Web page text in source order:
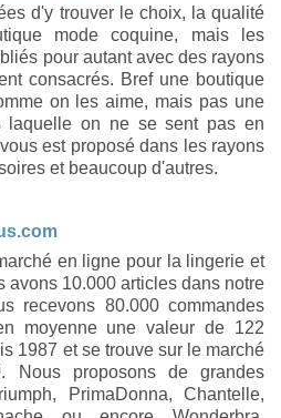
d'y trouver le choix, la qualité
mode coquine, mais les
pour autant avec des rayons
consacrés. Bref une boutique
on les aime, mais pas une
laquelle on ne se sent pas en
est proposé dans les rayons
et beaucoup d'autres.
en ligne pour la lingerie et
avons 10.000 articles dans notre
recevons 80.000 commandes
moyenne une valeur de 122
1987 et se trouve sur le marché
Nous proposons de grandes
PrimaDonna, Chantelle,